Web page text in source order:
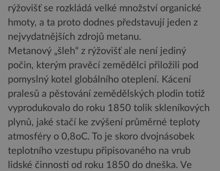
rýžovišť se rozkládá velké množství organické
hmoty, a ta proto dodnes představují jeden z
nejvydatnějších zdrojů metanu.
Metanový „šleh“ z rýžovišť ale není jediný
počin, kterým pravěcí zemědělci přiložili pod
pomyslný kotel globálního oteplení. Kácení
pralesů a pěstování zemědělských plodin totiž
vyprodukovalo do roku 1850 tolik skleníkových
plynů, jaké stačí ke zvýšení průměrné teploty
atmosféry o 0,8oC. To je skoro dvojnásobek
teplotního vzestupu připisovaného na vrub
lidské činnosti od roku 1850 do dneška. Ve